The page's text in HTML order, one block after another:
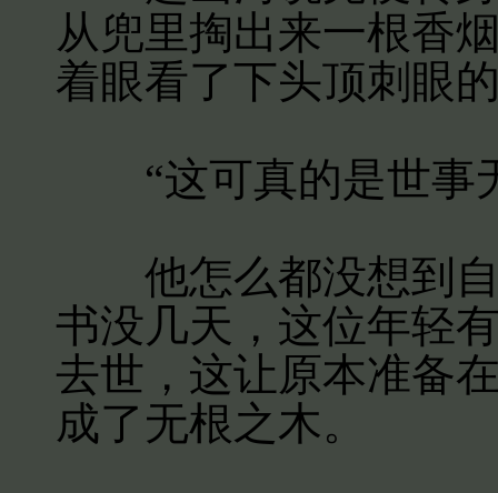
从兜里掏出来一根香
着眼看了下头顶刺眼
“这可真的是世事
他怎么都没想到自
书没几天，这位年轻
去世，这让原本准备
成了无根之木。